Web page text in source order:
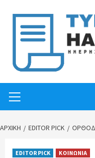
content
Menu
ΑΡΧΙΚΉ EDITOR PICK
EDITOR PICK ΚΟΙΝΩΝΙΑ